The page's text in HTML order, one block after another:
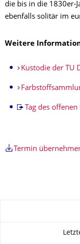
die bis in die 1830er-
ebenfalls solitär im
Weitere
Kustodie der TU
Tag des
Termin